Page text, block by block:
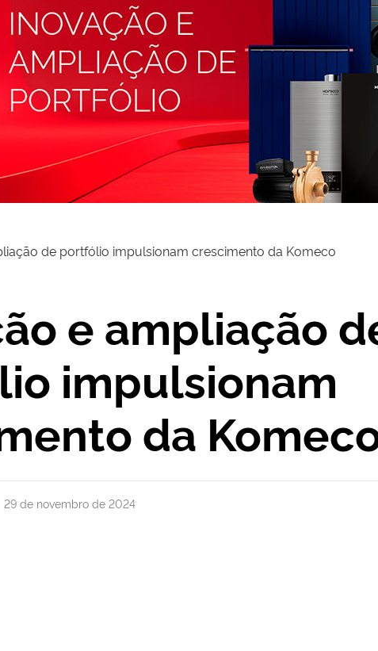
de portfólio impulsionam crescimento da Komeco
e ampliação
impulsionam
da
29 de novembro de 2024